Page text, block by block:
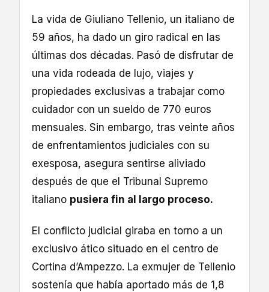
La vida de Giuliano Tellenio, un italiano de
59 años, ha dado un giro radical en las
últimas dos décadas. Pasó de disfrutar de
una vida rodeada de lujo, viajes y
propiedades exclusivas a trabajar como
cuidador con un sueldo de 770 euros
mensuales. Sin embargo, tras veinte años
de enfrentamientos judiciales con su
exesposa, asegura sentirse aliviado
después de que el Tribunal Supremo
italiano pusiera fin al largo proceso.
El conflicto judicial giraba en torno a un
exclusivo ático situado en el centro de
Cortina d’Ampezzo. La exmujer de Tellenio
sostenía que había aportado más de 1,8